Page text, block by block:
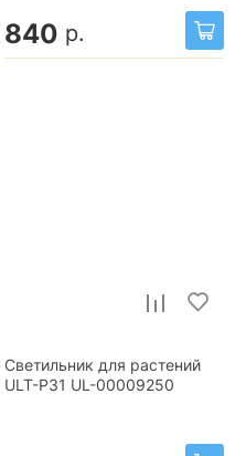
840 р.
Светильник для растений
ULT-P31 UL-00009250